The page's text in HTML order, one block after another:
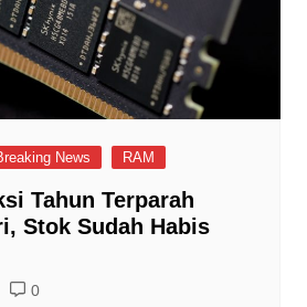
News RAM
Tahun Terparah
Stok Sudah Habis
0